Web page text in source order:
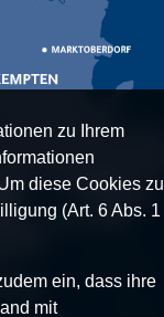
zu Ihrem
diese Cookies zu
(Art. 6 Abs. 1
ein, dass ihre
mit